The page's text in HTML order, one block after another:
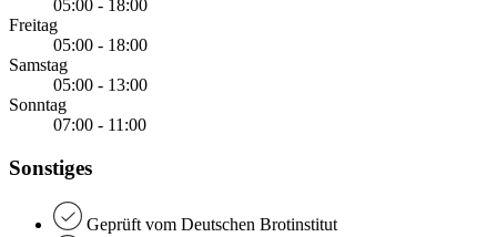
05:00 - 18:00
Freitag
05:00 - 18:00
Samstag
05:00 - 13:00
Sonntag
07:00 - 11:00
Sonstiges
Geprüft vom Deutschen Brotinstitut